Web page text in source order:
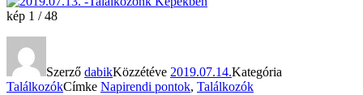
kép 1 / 48
Szerző dabikKözzétéve 2019.07.14.Kategória
TalálkozókCímke Napirendi pontok, Találkozók